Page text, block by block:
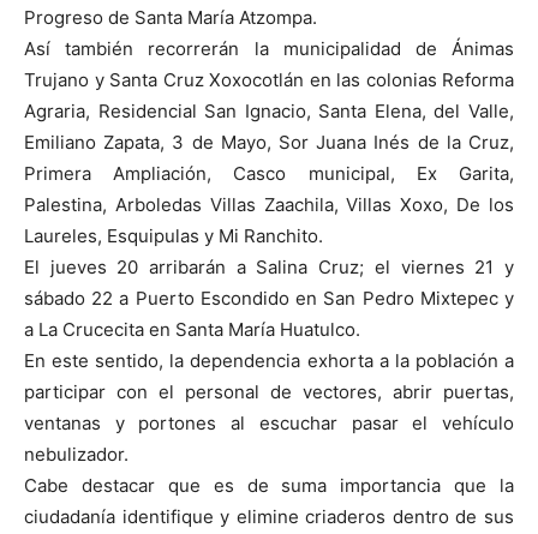
Progreso de Santa María Atzompa.
Así también recorrerán la municipalidad de Ánimas
Trujano y Santa Cruz Xoxocotlán en las colonias Reforma
Agraria, Residencial San Ignacio, Santa Elena, del Valle,
Emiliano Zapata, 3 de Mayo, Sor Juana Inés de la Cruz,
Primera Ampliación, Casco municipal, Ex Garita,
Palestina, Arboledas Villas Zaachila, Villas Xoxo, De los
Laureles, Esquipulas y Mi Ranchito.
El jueves 20 arribarán a Salina Cruz; el viernes 21 y
sábado 22 a Puerto Escondido en San Pedro Mixtepec y
a La Crucecita en Santa María Huatulco.
En este sentido, la dependencia exhorta a la población a
participar con el personal de vectores, abrir puertas,
ventanas y portones al escuchar pasar el vehículo
nebulizador.
Cabe destacar que es de suma importancia que la
ciudadanía identifique y elimine criaderos dentro de sus